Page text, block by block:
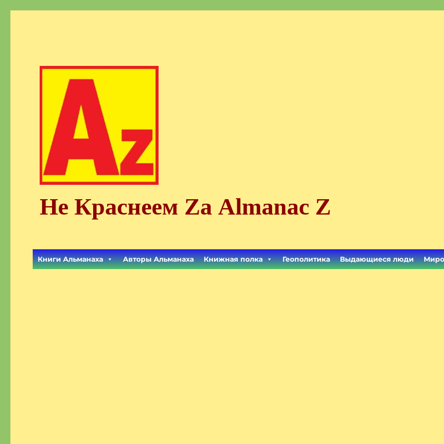
Не Краснеем Zа Almanac Z
Книги Альманаха Авторы Альманаха Книжная полка Геополитика Выдающиеся люди